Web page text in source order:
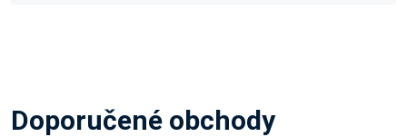
Doporučené obchody